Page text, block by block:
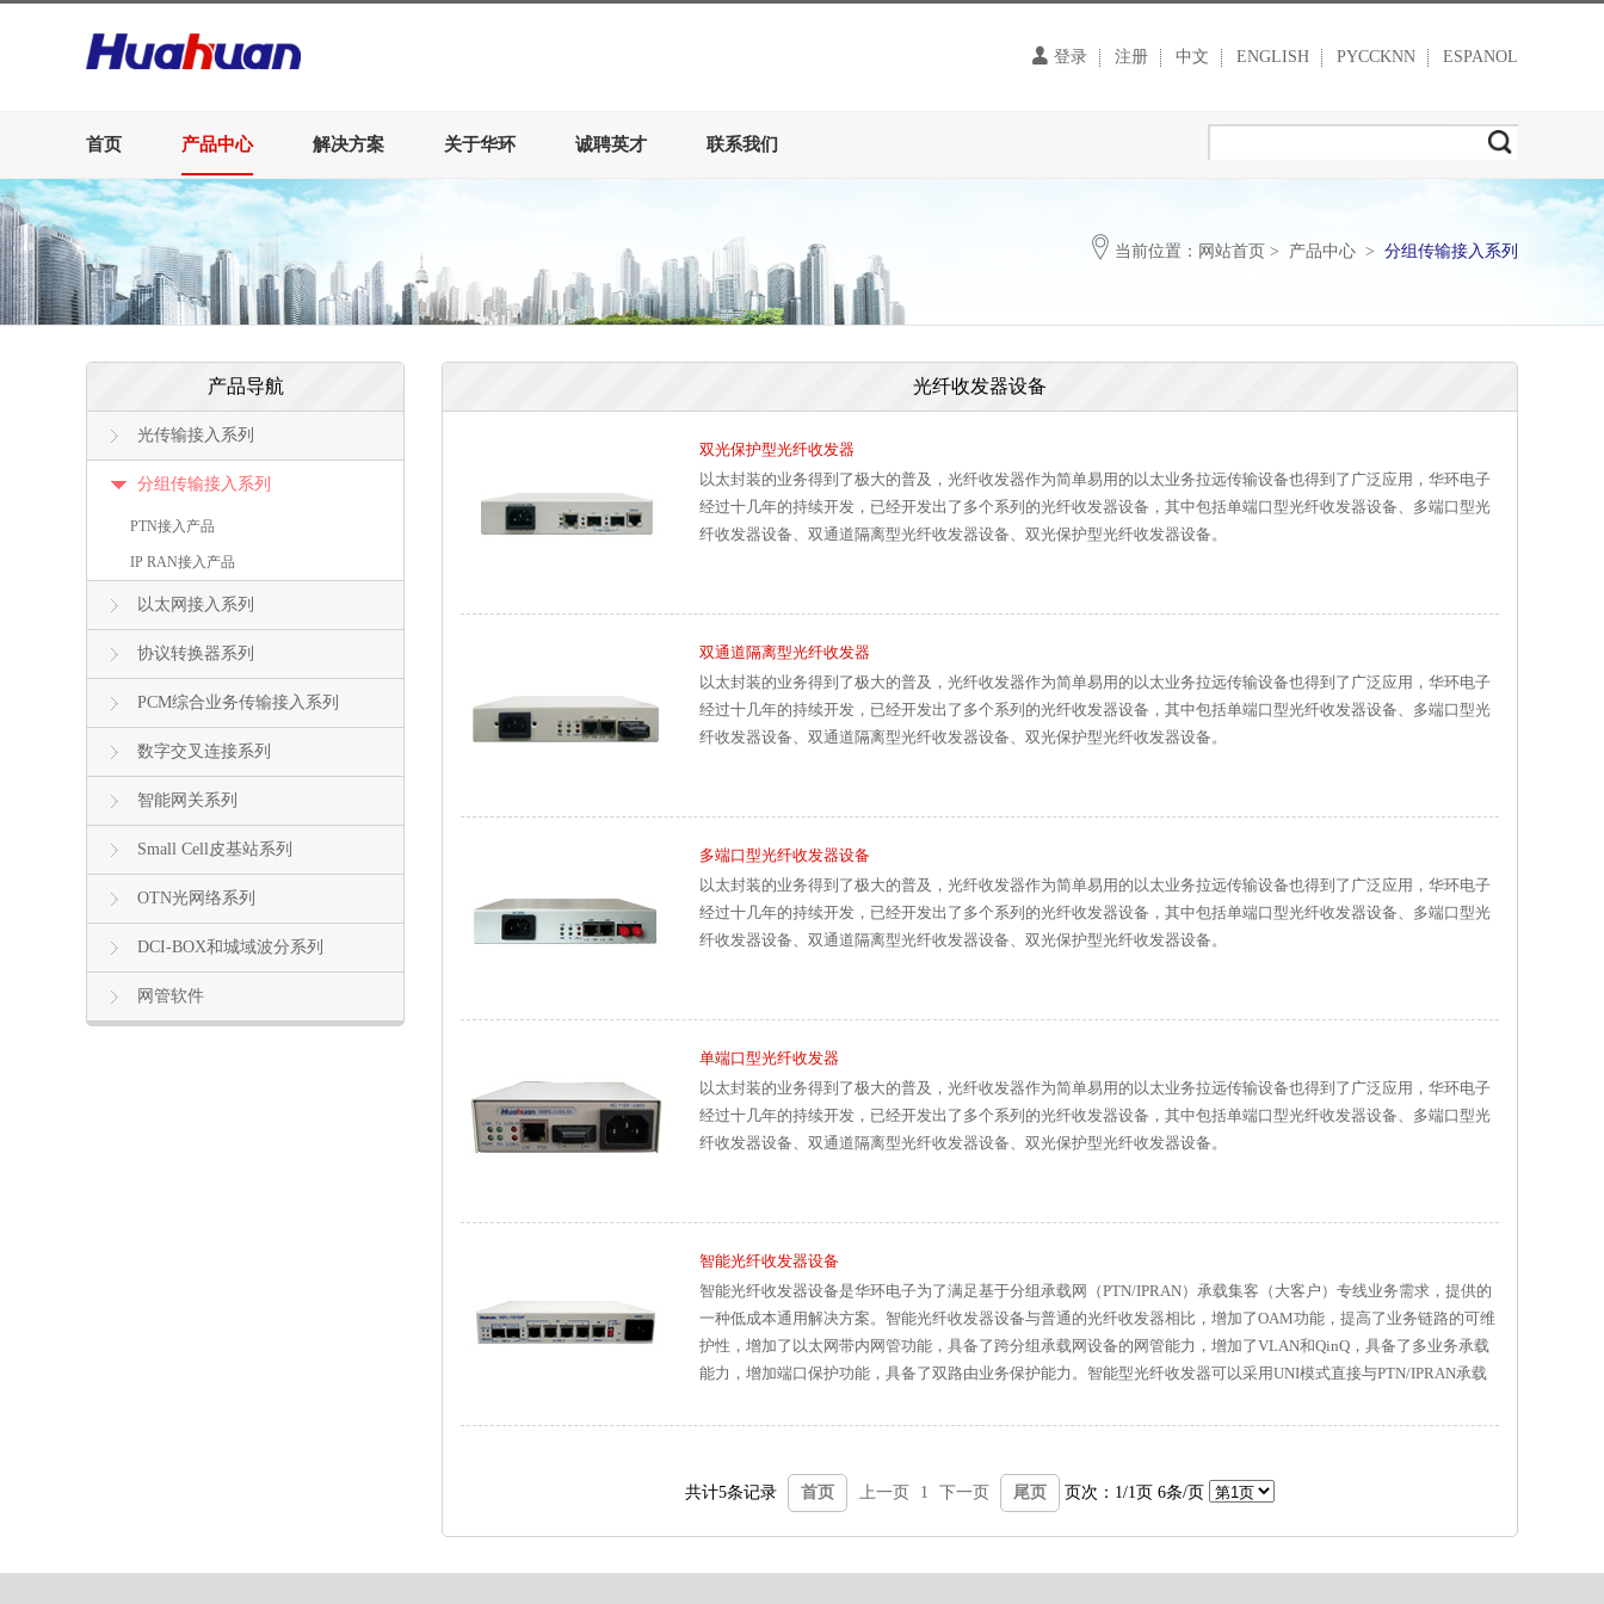
登录 注册 中文 ENGLISH PYCCKNN ESPANOL
首页 产品中心 解决方案 关于华环 诚聘英才 联系我们
当前位置： 网站首页 > 产品中心 > 分组传输接入系列
产品导航
光传输接入系列
分组传输接入系列
PTN接入产品
IP RAN接入产品
以太网接入系列
协议转换器系列
PCM综合业务传输接入系列
数字交叉连接系列
智能网关系列
Small Cell皮基站系列
OTN光网络系列
DCI-BOX和城域波分系列
网管软件
光纤收发器设备
双光保护型光纤收发器
以太封装的业务得到了极大的普及，光纤收发器作为简单易用的以太业务拉远传输设备也得到了广泛应用，华环电子
经过十几年的持续开发，已经开发出了多个系列的光纤收发器设备，其中包括单端口型光纤收发器设备、多端口型光
纤收发器设备、双通道隔离型光纤收发器设备、双光保护型光纤收发器设备。
双通道隔离型光纤收发器
以太封装的业务得到了极大的普及，光纤收发器作为简单易用的以太业务拉远传输设备也得到了广泛应用，华环电子
经过十几年的持续开发，已经开发出了多个系列的光纤收发器设备，其中包括单端口型光纤收发器设备、多端口型光
纤收发器设备、双通道隔离型光纤收发器设备、双光保护型光纤收发器设备。
多端口型光纤收发器设备
以太封装的业务得到了极大的普及，光纤收发器作为简单易用的以太业务拉远传输设备也得到了广泛应用，华环电子
经过十几年的持续开发，已经开发出了多个系列的光纤收发器设备，其中包括单端口型光纤收发器设备、多端口型光
纤收发器设备、双通道隔离型光纤收发器设备、双光保护型光纤收发器设备。
单端口型光纤收发器
以太封装的业务得到了极大的普及，光纤收发器作为简单易用的以太业务拉远传输设备也得到了广泛应用，华环电子
经过十几年的持续开发，已经开发出了多个系列的光纤收发器设备，其中包括单端口型光纤收发器设备、多端口型光
纤收发器设备、双通道隔离型光纤收发器设备、双光保护型光纤收发器设备。
智能光纤收发器设备
智能光纤收发器设备是华环电子为了满足基于分组承载网（PTN/IPRAN）承载集客（大客户）专线业务需求，提供的
一种低成本通用解决方案。智能光纤收发器设备与普通的光纤收发器相比，增加了OAM功能，提高了业务链路的可维
护性，增加了以太网带内网管功能，具备了跨分组承载网设备的网管能力，增加了VLAN和QinQ，具备了多业务承载
能力，增加端口保护功能，具备了双路由业务保护能力。智能型光纤收发器可以采用UNI模式直接与PTN/IPRAN承载
共计5条记录 首页 上一页 1 下一页 尾页 页次：1/1页 6条/页